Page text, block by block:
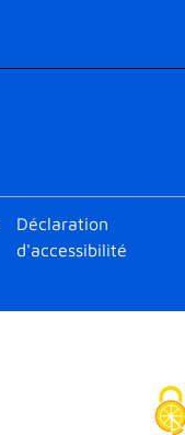
Déclaration
d'accessibilité